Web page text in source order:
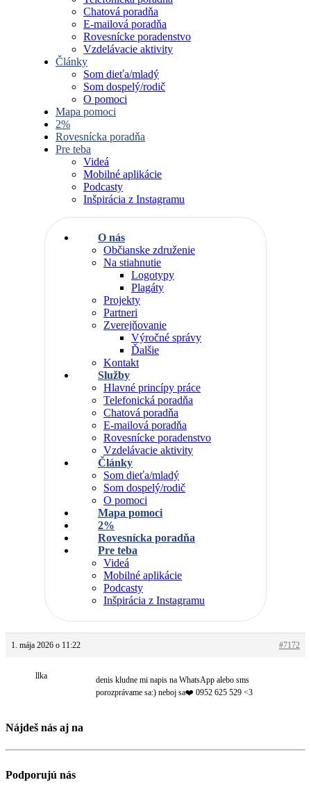
Chatová poradňa
E-mailová poradňa
Rovesnícke poradenstvo
Vzdelávacie aktivity
Články
Som dieťa/mladý
Som dospelý/rodič
O pomoci
Mapa pomoci
2%
Rovesnícka poradňa
Pre teba
Videá
Mobilné aplikácie
Podcasty
Inšpirácia z Instagramu
O nás
Občianske združenie
Na stiahnutie
Logotypy
Plagáty
Projekty
Partneri
Zverejňovanie
Výročné správy
Ďalšie
Kontakt
Služby
Hlavné princípy práce
Telefonická poradňa
Chatová poradňa
E-mailová poradňa
Rovesnícke poradenstvo
Vzdelávacie aktivity
Články
Som dieťa/mladý
Som dospelý/rodič
O pomoci
Mapa pomoci
2%
Rovesnícka poradňa
Pre teba
Videá
Mobilné aplikácie
Podcasty
Inšpirácia z Instagramu
1. mája 2026 o 11:22 #7172
llka
denis kludne mi napis na WhatsApp alebo sms
porozprávame sa:) neboj sa❤️ 0952 625 529 <3
Nájdeš nás aj na
Podporujú nás